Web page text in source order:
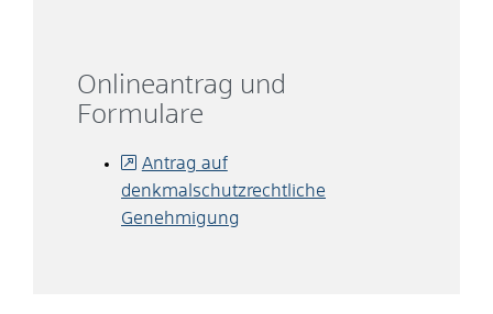
Onlineantrag und
Formulare
Antrag auf
denkmalschutzrechtliche
Genehmigung